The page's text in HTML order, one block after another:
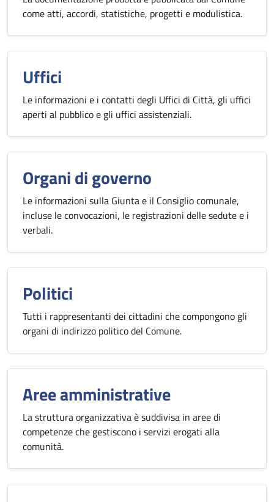
come atti, accordi, statistiche, progetti e modulistica.
Uffici
Le informazioni e i contatti degli Uffici di Città, gli uffici
aperti al pubblico e gli uffici assistenziali.
Organi di governo
Le informazioni sulla Giunta e il Consiglio comunale,
incluse le convocazioni, le registrazioni delle sedute e i
verbali.
Politici
Tutti i rappresentanti dei cittadini che compongono gli
organi di indirizzo politico del Comune.
Aree amministrative
La struttura organizzativa è suddivisa in aree di
competenze che gestiscono i servizi erogati alla
comunità.